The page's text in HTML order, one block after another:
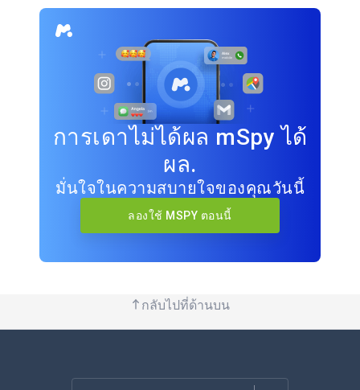
การเดาไม่ได้ผล mSpy ได้
ผล.
มั่นใจในความสบายใจของคุณวันนี้
ลองใช้ MSPY ตอนนี้
กลับไปที่ด้านบน